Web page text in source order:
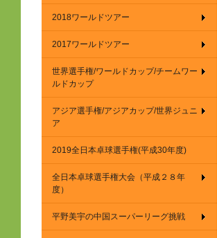
2018ワールドツアー
2017ワールドツアー
世界選手権/ワールドカップ/チームワー
ルドカップ
アジア選手権/アジアカップ/世界ジュニ
ア
2019全日本卓球選手権(平成30年度)
全日本卓球選手権大会（平成２８年
度）
平野美宇の中国スーパーリーグ挑戦